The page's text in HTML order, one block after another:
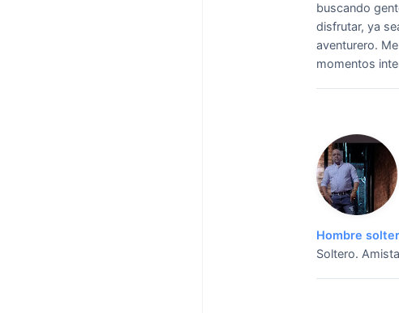
buscando
disfrutar, ya
aventurero.
momentos
Hombre
Soltero.